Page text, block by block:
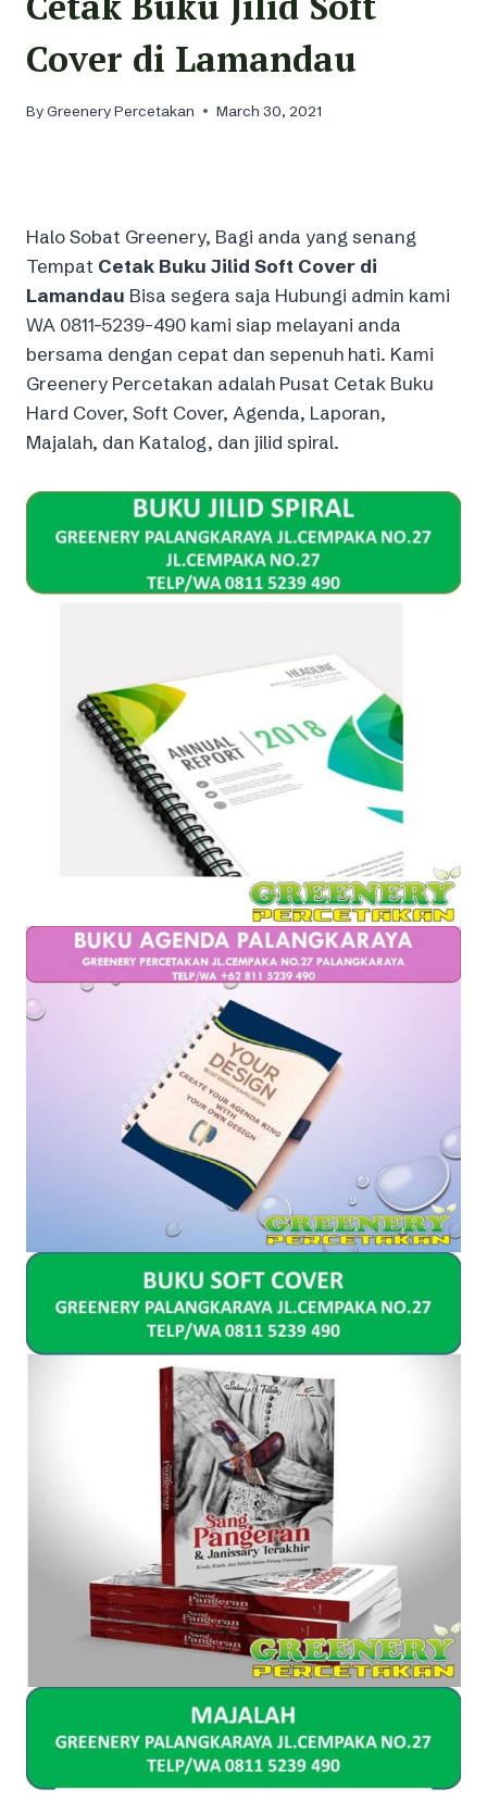
Cover di Lamandau
ByGreenery Percetakan March 30, 2021
Halo Sobat Greenery, Bagi anda yang senang
Tempat Cetak Buku Jilid Soft Cover di
Lamandau Bisa segera saja Hubungi admin kami
WA 0811-5239-490 kami siap melayani anda
bersama dengan cepat dan sepenuh hati. Kami
Greenery Percetakan adalah Pusat Cetak Buku
Hard Cover, Soft Cover, Agenda, Laporan,
Majalah, dan Katalog, dan jilid spiral.